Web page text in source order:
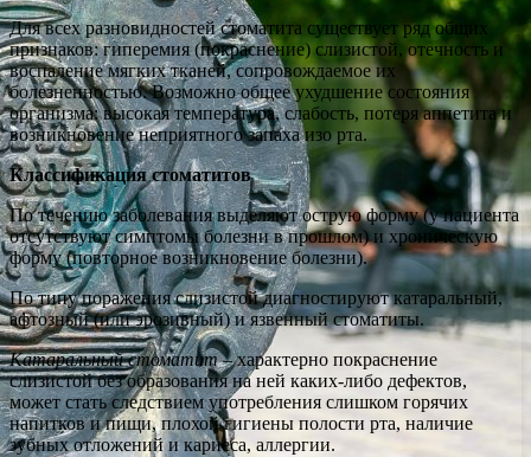
Для всех разновидностей стоматита существует ряд общих
признаков: гиперемия (покраснение) слизистой, отечность и
воспаление мягких тканей, сопровождаемое их
болезненностью. Возможно общее ухудшение состояния
организма: высокая температура, слабость, потеря аппетита и
возникновение неприятного запаха изо рта.
Классификация стоматитов
По течению заболевания выделяют острую форму (у пациента
отсутствуют симптомы болезни в прошлом) и хроническую
форму (повторное возникновение болезни).
По типу поражения слизистой диагностируют катаральный,
афтозный (или эрозивный) и язвенный стоматиты.
Катаральный стоматит– характерно покраснение
слизистой без образования на ней каких-либо дефектов,
может стать следствием употребления слишком горячих
напитков и пищи, плохой гигиены полости рта, наличие
зубных отложений и кариеса, аллергии.